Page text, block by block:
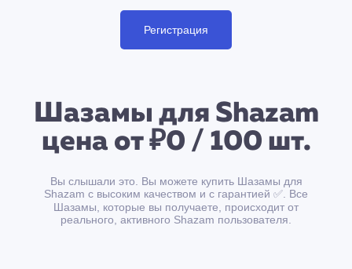
Регистрация
Шазамы для Shazam
цена от ₽0 / 100 шт.
Вы слышали это. Вы можете купить Шазамы для
Shazam с высоким качеством и с гарантией ✅. Все
Шазамы, которые вы получаете, происходит от
реального, активного Shazam пользователя.